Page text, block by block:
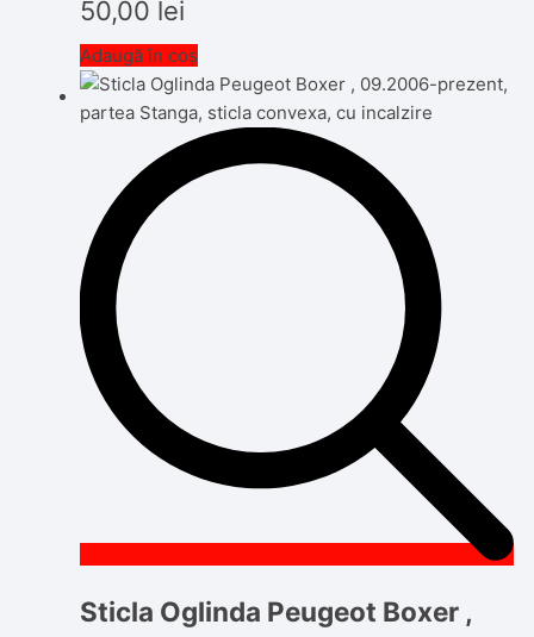
50,00 lei
Adaugă în coș
Sticla Oglinda Peugeot Boxer ,